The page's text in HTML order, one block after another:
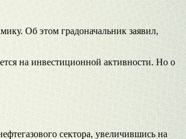
Об этом градоначальник заявил,
на инвестиционной активности. Но о
сектора, увеличившись на